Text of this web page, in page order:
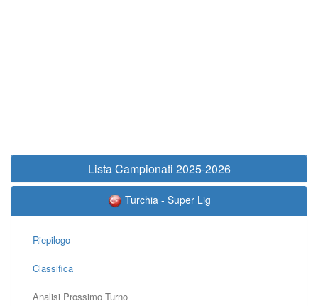
Lista Campionati 2025-2026
Turchia - Super Lig
Riepilogo
Classifica
Analisi Prossimo Turno